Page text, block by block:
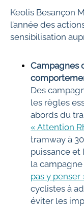
Keolis Besançon
l’année des
sensibilisation
Campagnes
Des
les règles
abords du
« Attention
tramway à
puissance
la campagne
pas y penser
cyclistes à
éviter les